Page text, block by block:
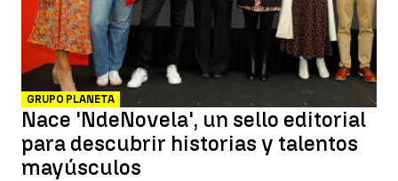
GRUPO PLANETA
Nace 'NdeNovela', un sello editorial
para descubrir historias y talentos
mayúsculos